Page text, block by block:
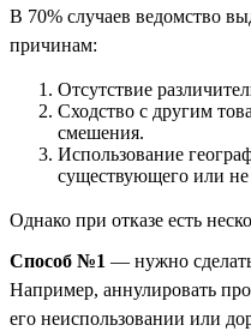
В 70% случаев ведомство
причинам:
Отсутствие
Сходство с другим
смешения.
Использование
существующего или не
Однако при отказе есть
Способ №1 — нужно
Например, аннулировать
его неиспользовании или